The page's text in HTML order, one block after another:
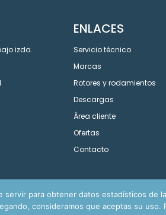
izda.
ENLACES
Servicio técnico
Marcas
Rotores y rodamientos
Descargas
Área cliente
Ofertas
Contacto
servir para obtener datos estadísticos de
consideramos que aceptas su